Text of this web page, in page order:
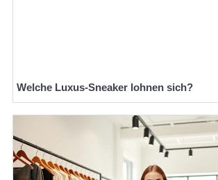
Welche Luxus-Sneaker lohnen sich?